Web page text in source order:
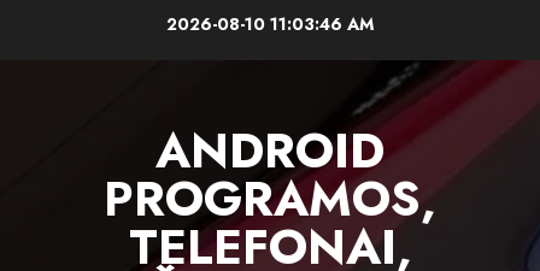
2026-08-1011:03:47 AM
ANDROID
PROGRAMOS,
TELEFONAI,